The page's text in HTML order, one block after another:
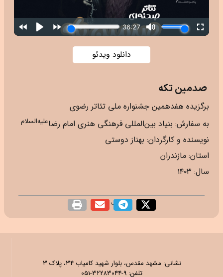
دانلود ویدئو
صدمین تکه
برگزیده هفدهمین جشنواره ملی تئاتر رضوی
به سفارش: بنیاد بین‌المللی فرهنگی هنری امام رضاعلیه‌السلام
نویسنده و کارگردان: بهناز دوستی
استان: مازندران
سال: ۱۴۰۳
اشتراک گذاری
نشانی: مشهد مقدس، بلوار شهید کامیاب ۳۴، پلاک ۳
تلفن: ۹-۳۲۲۸۳۰۴۴-۰۵۱